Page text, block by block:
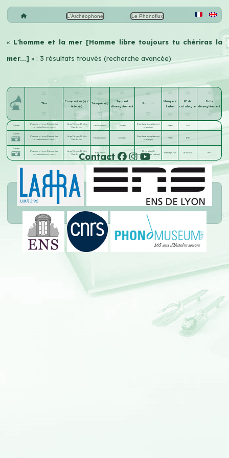
L'Archéophone Le Phonoflux
« L'homme et la mer [Homme libre toujours tu chériras la
mer...]» : 3 résultats trouvés (recherche avancée)
Titre
Compositeur(s) /
Auteur(s)
Interprète(s)
Support
d'enregistrement
Format
Marque /
Label
N° de
catalogue
Date
d'enregistrement
Écouter
L'homme et la mer [Homme libre
toujours tu chériras la mer...]
Ange Flégier ; Charles
Baudelaire
Paul Aumonier Cylindre
Standard (enregistrement
acoustique)
Pathé 1792
Écouter
L'homme et la mer [Homme libre
toujours tu chériras la mer...]
Ange Flégier ; Charles
Baudelaire
Paul Aumonier Cylindre
Standard (enregistrement
acoustique)
Pathé 1792
Écouter
L'homme et la mer [Homme libre
toujours tu chériras la mer...]
Ange Flégier ; Charles
Baudelaire
Jean Vallier Disque
25 cm aiguille
(enregistrement acoustique)
Gramophone GC-3-32171 1907
Contact